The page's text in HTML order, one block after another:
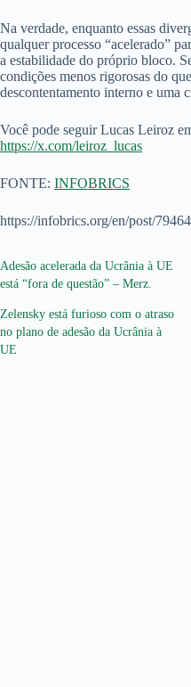
Na verdade, enquanto essas
qualquer processo “acelerado”
a estabilidade do próprio bloco.
condições menos rigorosas do
descontentamento interno e uma
Você pode seguir Lucas Leiroz
https://x.com/leiroz_lucas
FONTE: INFOBRICS
https://infobrics.org/en/post/79464
Adesão acelerada da Ucrânia à UE
está “fora de questão” – Merz.
Zelensky está furioso com o atraso
no plano de adesão da Ucrânia à
UE